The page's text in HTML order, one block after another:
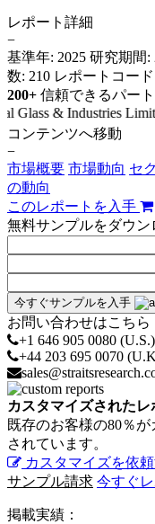
レポート詳細
−
基準年: 2025 研究期間:
数: 210 レポートコード
200+ 信頼できるパー
コンテンツへ移動
−
市場概要 市場動向 セ
の動向
このレポートを入手
無料サンプルをダウン
今すぐサンプルを入手
お問い合わせはこちら
+1 646 905 0080 (U.S.)
+44 203 695 0070
カスタマイズされた
既存のお客様の80％
されています。
カスタマイズを依
サンプル請求 今すぐ
掲載実績：